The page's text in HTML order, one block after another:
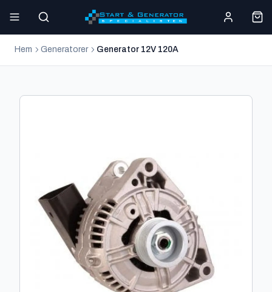
Hem Generatorer Generator 12V 120A